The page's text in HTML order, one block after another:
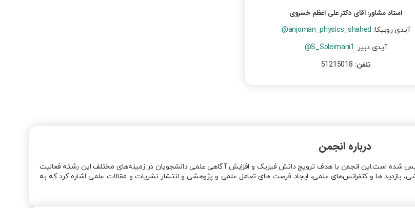
استاد مشاور:آقای دکتر علی اعظم خسروی
آیدی روبیکا: anjoman_physics_shahed
@
آیدی دبیر: S_Soleimani1
@
تلفن:
درباره انجمن
از سال ۱۳۹۶ در دانشکده علوم پایه تأسیس شده است.این انجمن با هدف ترویج دانش فیزیک و افزایش آگاهی علمی دانشجویان در زمینه‌های مختلف این رشته فعالیت
بازدید ها و کنفرانس‌های علمی، ایجاد فرصت های تعامل علمی و پژوهشی و انتشار نشریات و مقالات علمی اشاره کرد که به